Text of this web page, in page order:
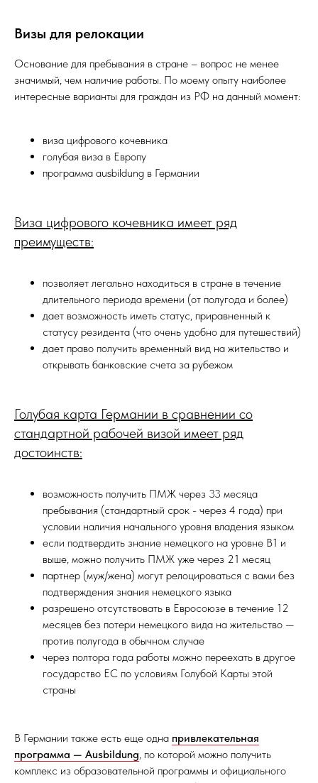
Визы для релокации
Основание для пребывания в стране – вопрос не менее
значимый, чем наличие работы. По моему опыту наиболее
интересные варианты для граждан из РФ на данный момент:
виза цифрового кочевника
голубая виза в Европу
программа ausbildung в Германии
Виза цифрового кочевника имеет ряд
преимуществ:
позволяет легально находиться в стране в течение
длительного периода времени (от полугода и более)
дает возможность иметь статус, приравненный к
статусу резидента (что очень удобно для путешествий)
дает право получить временный вид на жительство и
открывать банковские счета за рубежом
Голубая карта Германии в сравнении со
стандартной рабочей визой имеет ряд
достоинств:
возможность получить ПМЖ через 33 месяца
пребывания (стандартный срок - через 4 года) при
условии наличия начального уровня владения языком
если подтвердить знание немецкого на уровне В1 и
выше, можно получить ПМЖ уже через 21 месяц
партнер (муж/жена) могут релоцироваться с вами без
подтверждения знания немецкого языка
разрешено отсутствовать в Евросоюзе в течение 12
месяцев без потери немецкого вида на жительство —
против полугода в обычном случае
через полтора года работы можно переехать в другое
государство ЕС по условиям Голубой Карты этой
страны
В Германии также есть еще одна привлекательная
программа — Ausbildung, по которой можно получить
комплекс из образовательной программы и официального